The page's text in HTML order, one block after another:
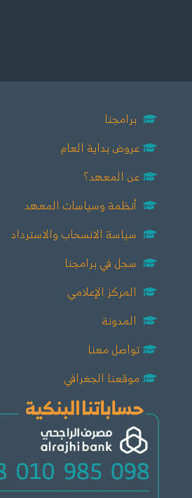
برامجنا
عروض بداية العام
عن المعهد؟
أنظمة وسياسات المعهد
سياسة الانسحاب والاسترداد
سجل في برامجنا
المركز الإعلامي
المدونة
تواصل معنا
موقعنا الجغرافي